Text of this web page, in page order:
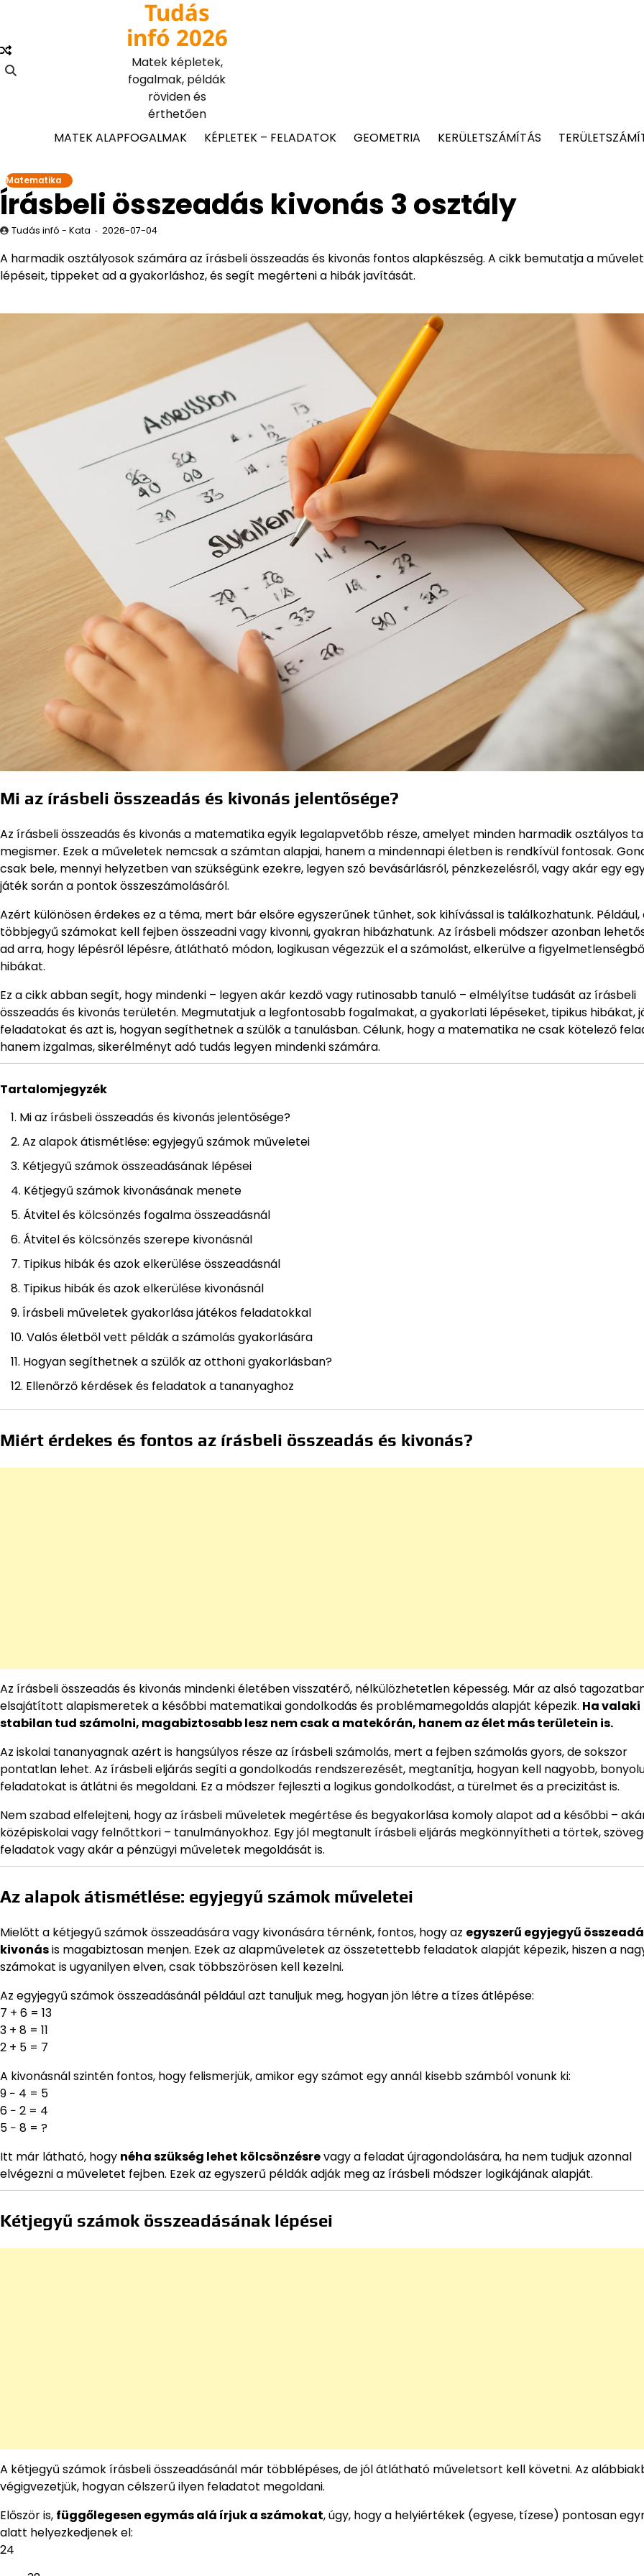
content
Tudás
infó 2026
Matek képletek,
fogalmak, példák
röviden és
érthetően
MATEK ALAPFOGALMAK
KÉPLETEK – FELADATOK GEOMETRIA KERÜLETSZÁMÍTÁS
Matematika
Írásbeli összeadás kivonás 3 osztály
Tudás infó - Kata 2026-07-04
A harmadik osztályosok számára az írásbeli összeadás és kivonás fontos alapkészség. A cikk bemutatja a
lépéseit, tippeket ad a gyakorláshoz, és segít megérteni a hibák javítását.
Mi az írásbeli összeadás és kivonás jelentősége?
Az írásbeli összeadás és kivonás a matematika egyik legalapvetőbb része, amelyet minden harmadik osztályos
megismer. Ezek a műveletek nemcsak a számtan alapjai, hanem a mindennapi életben is rendkívül fontosak.
csak bele, mennyi helyzetben van szükségünk ezekre, legyen szó bevásárlásról, pénzkezelésről, vagy akár egy
játék során a pontok összeszámolásáról.
Azért különösen érdekes ez a téma, mert bár elsőre egyszerűnek tűnhet, sok kihívással is találkozhatunk.
többjegyű számokat kell fejben összeadni vagy kivonni, gyakran hibázhatunk. Az írásbeli módszer azonban
ad arra, hogy lépésről lépésre, átlátható módon, logikusan végezzük el a számolást, elkerülve a
hibákat.
Ez a cikk abban segít, hogy mindenki – legyen akár kezdő vagy rutinosabb tanuló – elmélyítse tudását az írásbeli
összeadás és kivonás területén. Megmutatjuk a legfontosabb fogalmakat, a gyakorlati lépéseket, tipikus hibákat,
feladatokat és azt is, hogyan segíthetnek a szülők a tanulásban. Célunk, hogy a matematika ne csak kötelező
hanem izgalmas, sikerélményt adó tudás legyen mindenki számára.
Tartalomjegyzék
Mi az írásbeli összeadás és kivonás jelentősége?
Az alapok átismétlése: egyjegyű számok műveletei
Kétjegyű számok összeadásának lépései
Kétjegyű számok kivonásának menete
Átvitel és kölcsönzés fogalma összeadásnál
Átvitel és kölcsönzés szerepe kivonásnál
Tipikus hibák és azok elkerülése összeadásnál
Tipikus hibák és azok elkerülése kivonásnál
Írásbeli műveletek gyakorlása játékos feladatokkal
Valós életből vett példák a számolás gyakorlására
Hogyan segíthetnek a szülők az otthoni gyakorlásban?
Ellenőrző kérdések és feladatok a tananyaghoz
Miért érdekes és fontos az írásbeli összeadás és kivonás?
Az írásbeli összeadás és kivonás mindenki életében visszatérő, nélkülözhetetlen képesség. Már az alsó
elsajátított alapismeretek a későbbi matematikai gondolkodás és problémamegoldás alapját képezik. Ha valaki
stabilan tud számolni, magabiztosabb lesz nem csak a matekórán, hanem az élet más területein is.
Az iskolai tananyagnak azért is hangsúlyos része az írásbeli számolás, mert a fejben számolás gyors, de sokszor
pontatlan lehet. Az írásbeli eljárás segíti a gondolkodás rendszerezését, megtanítja, hogyan kell nagyobb,
feladatokat is átlátni és megoldani. Ez a módszer fejleszti a logikus gondolkodást, a türelmet és a precizitást is.
Nem szabad elfelejteni, hogy az írásbeli műveletek megértése és begyakorlása komoly alapot ad a későbbi –
középiskolai vagy felnőttkori – tanulmányokhoz. Egy jól megtanult írásbeli eljárás megkönnyítheti a törtek,
feladatok vagy akár a pénzügyi műveletek megoldását is.
Az alapok átismétlése: egyjegyű számok műveletei
Mielőtt a kétjegyű számok összeadására vagy kivonására térnénk, fontos, hogy az egyszerű egyjegyű
kivonásis magabiztosan menjen. Ezek az alapműveletek az összetettebb feladatok alapját képezik, hiszen a
számokat is ugyanilyen elven, csak többszörösen kell kezelni.
Az egyjegyű számok összeadásánál például azt tanuljuk meg, hogyan jön létre a tízes átlépése:
7 + 6 = 13
3 + 8 = 11
2 + 5 = 7
A kivonásnál szintén fontos, hogy felismerjük, amikor egy számot egy annál kisebb számból vonunk ki:
9 − 4 = 5
6 − 2 = 4
5 − 8 = ?
Itt már látható, hogy néha szükség lehet kölcsönzésrevagy a feladat újragondolására, ha nem tudjuk azonnal
elvégezni a műveletet fejben. Ezek az egyszerű példák adják meg az írásbeli módszer logikájának alapját.
Kétjegyű számok összeadásának lépései
A kétjegyű számok írásbeli összeadásánál már többlépéses, de jól átlátható műveletsort kell követni. Az
végigvezetjük, hogyan célszerű ilyen feladatot megoldani.
Először is, függőlegesen egymás alá írjuk a számokat, úgy, hogy a helyiértékek (egyese, tízese) pontosan
alatt helyezkedjenek el:
24